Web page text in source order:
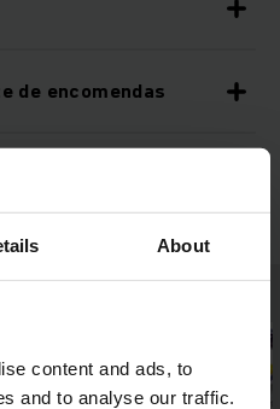
About
content and ads, to
and to analyse our traffic.
de encomendas